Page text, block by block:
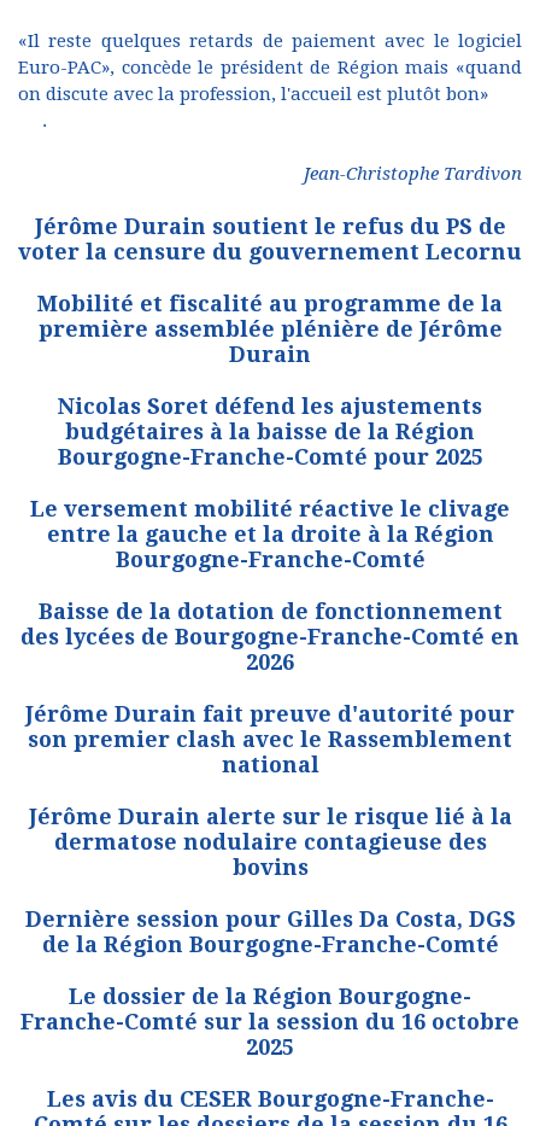
«Il reste quelques retards de paiement avec le logiciel
Euro-PAC», concède le président de Région mais «quand
on discute avec la profession, l'accueil est plutôt bon»
.
Jean-Christophe Tardivon
Jérôme Durain soutient le refus du PS de
voter la censure du gouvernement Lecornu
Mobilité et fiscalité au programme de la
première assemblée plénière de Jérôme
Durain
Nicolas Soret défend les ajustements
budgétaires à la baisse de la Région
Bourgogne-Franche-Comté pour 2025
Le versement mobilité réactive le clivage
entre la gauche et la droite à la Région
Bourgogne-Franche-Comté
Baisse de la dotation de fonctionnement
des lycées de Bourgogne-Franche-Comté en
2026
Jérôme Durain fait preuve d'autorité pour
son premier clash avec le Rassemblement
national
Jérôme Durain alerte sur le risque lié à la
dermatose nodulaire contagieuse des
bovins
Dernière session pour Gilles Da Costa, DGS
de la Région Bourgogne-Franche-Comté
Le dossier de la Région Bourgogne-
Franche-Comté sur la session du 16 octobre
2025
Les avis du CESER Bourgogne-Franche-